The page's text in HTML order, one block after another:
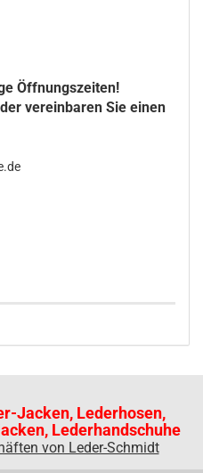
Öffnungszeiten!
vereinbaren Sie einen
Jacken, Lederhosen,
Lederhandschuhe
von Leder-Schmidt